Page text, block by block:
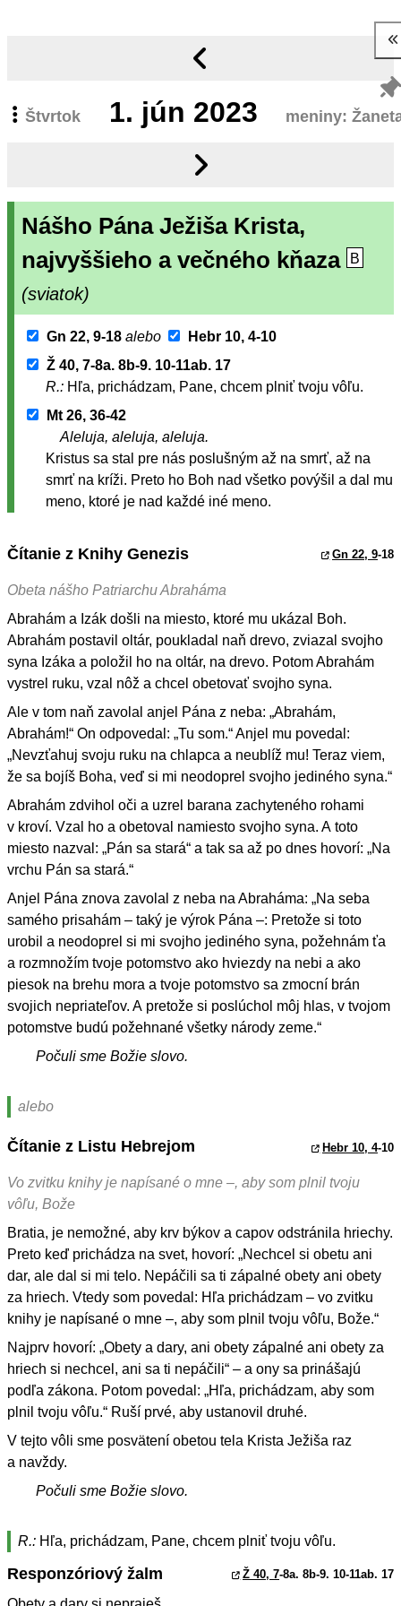
Štvrtok 1. jún 2023 meniny:
Nášho Pána Ježiša Krista,
najvyššieho a večného kňaza
B
(sviatok)
Gn 22, 9-18 alebo
Hebr 10, 4-10
Ž 40, 7-8a. 8b-9. 10-11ab. 17
R.: Hľa, prichádzam, Pane, chcem plniť tvoju vôľu.
Mt 26, 36-42
Aleluja, aleluja, aleluja.
Kristus sa stal pre nás poslušným až na smrť, až na
smrť na kríži. Preto ho Boh nad všetko povýšil a dal mu
meno, ktoré je nad každé iné meno.
Čítanie z Knihy Genezis Gn 22, 9-18
Obeta nášho Patriarchu Abraháma
Abrahám a Izák došli na miesto, ktoré mu ukázal Boh.
Abrahám postavil oltár, poukladal naň drevo, zviazal svojho
syna Izáka a položil ho na oltár, na drevo. Potom Abrahám
vystrel ruku, vzal nôž a chcel obetovať svojho syna.
Ale v tom naň zavolal anjel Pána z neba: „Abrahám,
Abrahám!“ On odpovedal: „Tu som.“ Anjel mu povedal:
„Nevzťahuj svoju ruku na chlapca a neublíž mu! Teraz viem,
že sa bojíš Boha, veď si mi neodoprel svojho jediného syna.“
Abrahám zdvihol oči a uzrel barana zachyteného rohami
v kroví. Vzal ho a obetoval namiesto svojho syna. A toto
miesto nazval: „Pán sa stará“ a tak sa až po dnes hovorí: „Na
vrchu Pán sa stará.“
Anjel Pána znova zavolal z neba na Abraháma: „Na seba
samého prisahám – taký je výrok Pána –: Pretože si toto
urobil a neodoprel si mi svojho jediného syna, požehnám ťa
a rozmnožím tvoje potomstvo ako hviezdy na nebi a ako
piesok na brehu mora a tvoje potomstvo sa zmocní brán
svojich nepriateľov. A pretože si poslúchol môj hlas, v tvojom
potomstve budú požehnané všetky národy zeme.“
Počuli sme Božie slovo.
alebo
Čítanie z Listu Hebrejom Hebr 10, 4-10
Vo zvitku knihy je napísané o mne –, aby som plnil tvoju
vôľu, Bože
Bratia, je nemožné, aby krv býkov a capov odstránila hriechy.
Preto keď prichádza na svet, hovorí: „Nechcel si obetu ani
dar, ale dal si mi telo. Nepáčili sa ti zápalné obety ani obety
za hriech. Vtedy som povedal: Hľa prichádzam – vo zvitku
knihy je napísané o mne –, aby som plnil tvoju vôľu, Bože.“
Najprv hovorí: „Obety a dary, ani obety zápalné ani obety za
hriech si nechcel, ani sa ti nepáčili“ – a ony sa prinášajú
podľa zákona. Potom povedal: „Hľa, prichádzam, aby som
plnil tvoju vôľu.“ Ruší prvé, aby ustanovil druhé.
V tejto vôli sme posvätení obetou tela Krista Ježiša raz
a navždy.
Počuli sme Božie slovo.
R.: Hľa, prichádzam, Pane, chcem plniť tvoju vôľu.
Responzóriový žalm Ž 40, 7-8a. 8b-9. 10-11ab. 17